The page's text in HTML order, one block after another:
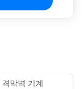
막벽 기계